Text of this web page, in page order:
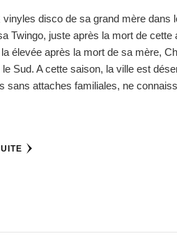
vinyles disco de sa grand mère dans
Twingo, juste après la mort de cette
élevée après la mort de sa mère,
Sud. A cette saison, la ville est
sans attaches familiales, ne